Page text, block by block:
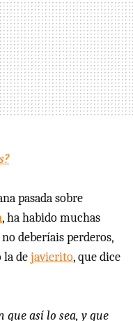
pasada sobre
, ha habido muchas
deberíais perderos,
la dejavierito, que dice
que así lo sea, y que